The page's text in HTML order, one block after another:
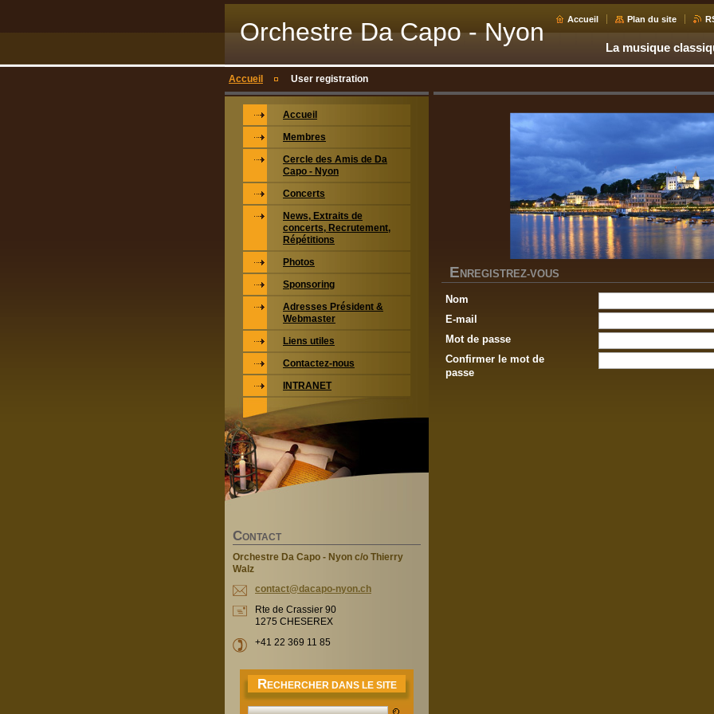
Orchestre Da Capo - Nyon Accueil Plan du site
La musique
Accueil User registration
E NREGISTREZ-VOUS
Nom
E-mail
Mot de passe
Confirmer le mot de
passe
Accueil
Membres
Cercle des Amis de Da
Capo - Nyon
Concerts
News, Extraits de
concerts, Recrutement,
Répétitions
Photos
Sponsoring
Adresses Président &
Webmaster
Liens utiles
Contactez-nous
INTRANET
CONTACT
Orchestre Da Capo - Nyon c/o Thierry
Walz
contact@dacapo-nyon.ch
Rte de Crassier 90
1275 CHESEREX
+41 22 369 11 85
RECHERCHER DANS LE SITE